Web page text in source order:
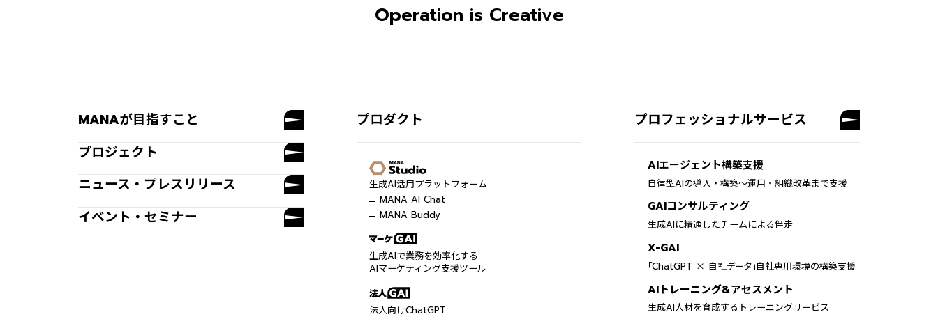
Operation is Creative
MANAが目指すこと
プロジェクト
ニュース・プレスリリース
イベント・セミナー
プロダクト
生成AI活用プラットフォーム
MANA AI Chat
MANA Buddy
生成AIで業務を効率化する
AIマーケティング支援ツール
法人向けChatGPT
プロフェッショナルサービス
AIエージェント構築支援
自律型AIの導入・構築～運用・組織改革まで支援
GAIコンサルティング
生成AIに精通したチームによる伴走
X-GAI
「ChatGPT × 自社データ」自社専用環境の構築支援
AIトレーニング&アセスメント
生成AI人材を育成するトレーニングサービス